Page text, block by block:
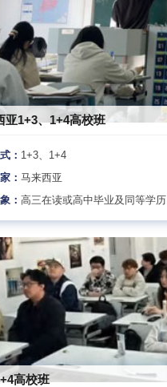
亚1+3、1+4高校班
： 1+3、1+4
：马来西亚
： 高三在读或高中毕业及同等学历
高校班